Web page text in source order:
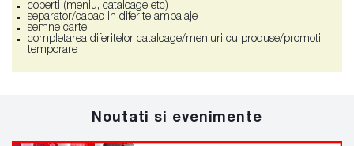
coperti (meniu, cataloage etc)
separator/capac in diferite ambalaje
semne carte
completarea diferitelor cataloage/meniuri cu produse/promotii
temporare
Noutati si evenimente